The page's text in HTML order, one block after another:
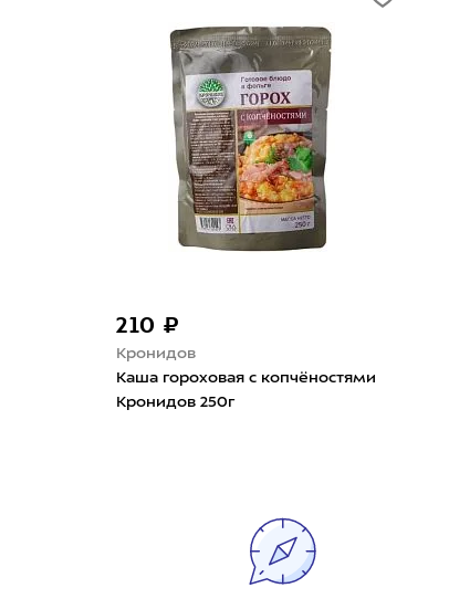
210 ₽
Кронидов
Каша гороховая с копчёностями
Кронидов 250г